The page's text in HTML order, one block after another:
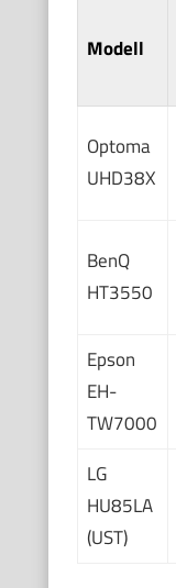
Modell
Optoma
UHD38X
BenQ
HT3550
Epson
EH-
TW7000
LG
HU85LA
(UST)